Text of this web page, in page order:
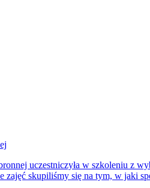
uczestniczyła w szkoleniu z
zajęć skupiliśmy się na tym, w jaki